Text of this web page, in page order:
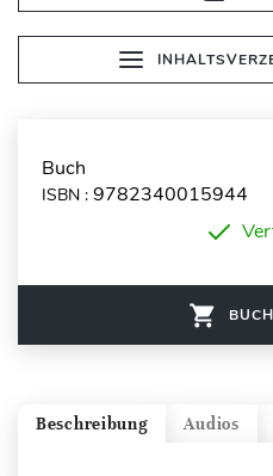
Buch
ISBN : 9782340015944
Audios
Beschreibung